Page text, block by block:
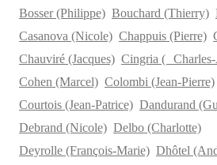
Bosser (Philippe) Bouchard (Thierry)
Casanova (Nicole) Chappuis (Pierre)
Chauviré (Jacques) Cingria (
Cohen (Marcel) Colombi (Jean-Pierre)
Courtois (Jean-Patrice) Dandurand
Debrand (Nicole) Delbo (Charlotte)
Deyrolle (François-Marie) Dhôtel